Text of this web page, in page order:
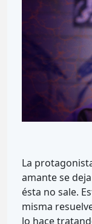
La
amante se
ésta no sale.
misma
lo hace